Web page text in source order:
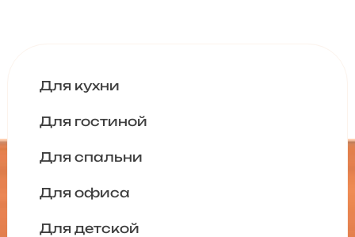
Для кухни
Для гостиной
Для спальни
Для офиса
Для детской